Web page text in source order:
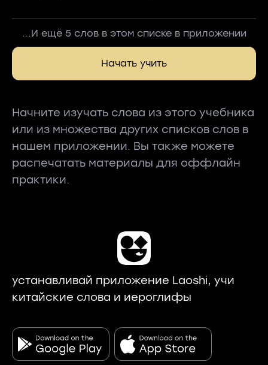
...И ещё 5 слов в этом списке в приложении
Начать учить
Начните изучать слова из этого учебника
или из множества других списков слов в
нашем приложении. Вы также можете
распечатать материалы для оффлайн
практики.
устанавливай приложение Laoshi, учи
китайские слова и иероглифы